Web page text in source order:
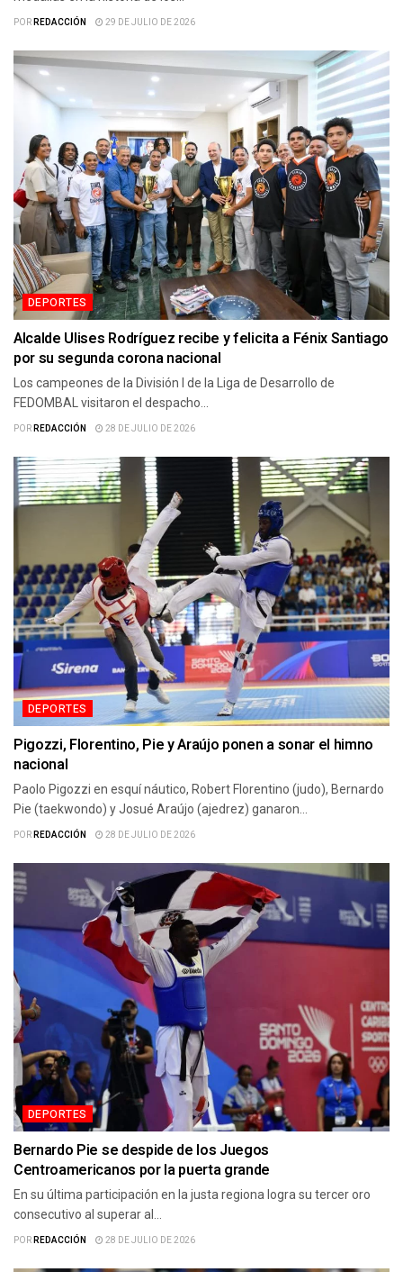
PORREDACCIÓN 29 DE JULIO DE 2026
DEPORTES
Alcalde Ulises Rodríguez recibe y felicita a Fénix Santiago
por su segunda corona nacional
Los campeones de la División I de la Liga de Desarrollo de
FEDOMBAL visitaron el despacho...
PORREDACCIÓN 28 DE JULIO DE 2026
DEPORTES
Pigozzi, Florentino, Pie y Araújo ponen a sonar el himno
nacional
Paolo Pigozzi en esquí náutico, Robert Florentino (judo), Bernardo
Pie (taekwondo) y Josué Araújo (ajedrez) ganaron...
PORREDACCIÓN 28 DE JULIO DE 2026
DEPORTES
Bernardo Pie se despide de los Juegos
Centroamericanos por la puerta grande
En su última participación en la justa regiona logra su tercer oro
consecutivo al superar al...
PORREDACCIÓN 28 DE JULIO DE 2026